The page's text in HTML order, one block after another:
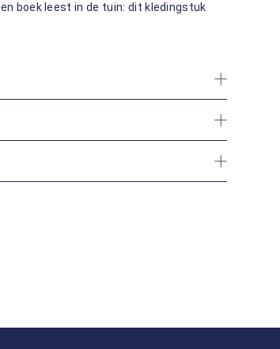
boek leest in de tuin: dit kledingstuk